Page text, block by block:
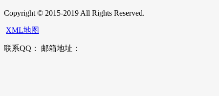
Copyright © 2015-2019 All Rights Reserved.
XML地图
联系QQ： 邮箱地址：